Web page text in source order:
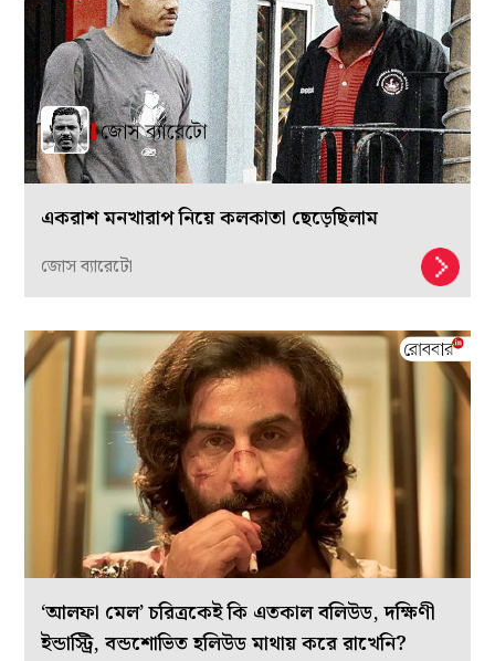
একরাশ মনখারাপ নিয়ে কলকাতা ছেড়েছিলাম
জোস ব্যারেটো
‘আলফা মেল’ চরিত্রকেই কি এতকাল বলিউড, দক্ষিণী
ইন্ডাস্ট্রি, বন্ডশোভিত হলিউড মাথায় করে রাখেনি?